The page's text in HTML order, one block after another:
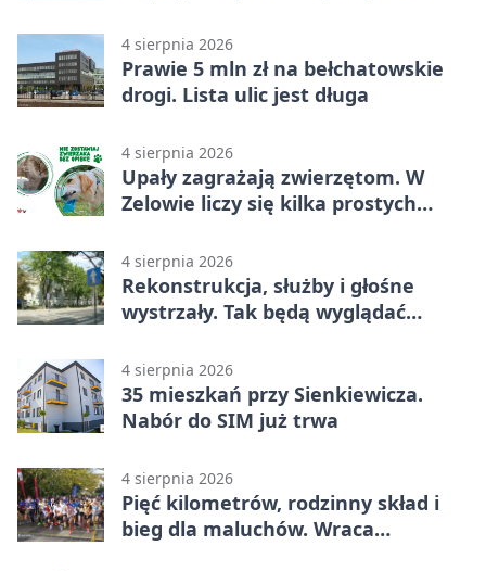
4 sierpnia 2026
Prawie 5 mln zł na bełchatowskie
drogi. Lista ulic jest długa
4 sierpnia 2026
Upały zagrażają zwierzętom. W
Zelowie liczy się kilka prostych
4 sierpnia 2026
Rekonstrukcja, służby i głośne
wystrzały. Tak będą wyglądać
4 sierpnia 2026
35 mieszkań przy Sienkiewicza.
Nabór do SIM już trwa
4 sierpnia 2026
Pięć kilometrów, rodzinny skład i
bieg dla maluchów. Wraca